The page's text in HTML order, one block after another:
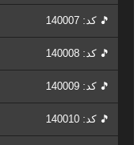
🎵 کد: 140007
🎵 کد: 140008
🎵 کد: 140009
🎵 کد: 140010